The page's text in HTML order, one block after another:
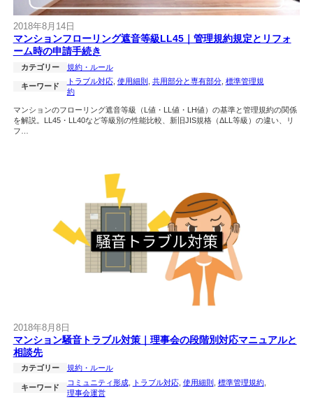
2018年8月14日
マンションフローリング遮音等級LL45｜管理規約規定とリフォ
ーム時の申請手続き
カテゴリー 規約・ルール
キーワード
トラブル対応, 使用細則 共用部分と専有部分, 標準管理規
約
マンションのフローリング遮音等級（L値・LL値・LH値）の基準と管理規約の関係
を解説。LL45・LL40など等級別の性能比較、新旧JIS規格（ΔLL等級）の違い、リ
フ…
2018年8月8日
マンション騒音トラブル対策｜理事会の段階別対応マニュアルと
相談先
カテゴリー 規約・ルール
キーワード
コミュニティ形成, トラブル対応, 使用細則 標準管理規約
理事会運営